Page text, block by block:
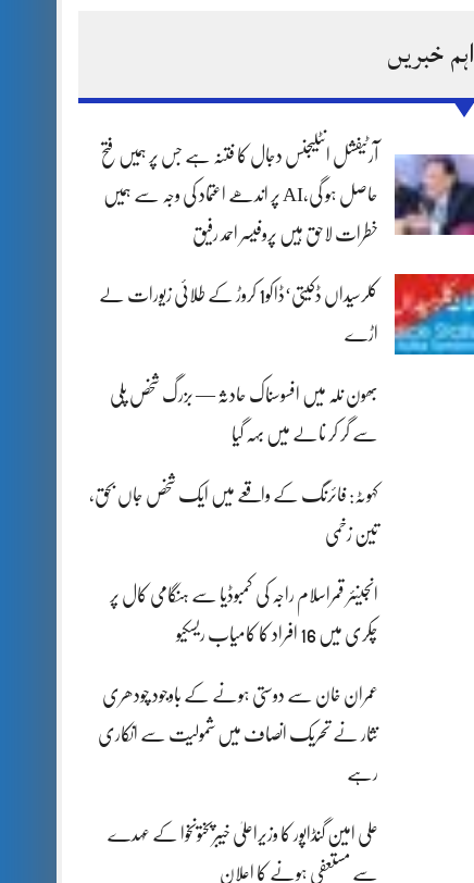
اہم خبریں
آرٹیفشل انٹلیجنس دجال کا فتنہ ہے جس پر ہمیں فتح
حاصل ہو گی،AI پر اندھے اعتماد کی وجہ سے ہمیں
خطرات لاحق ہیں پروفیسر احمد رفیق
کلرسیداں ڈکیتی‘ڈاکو1 کروڑ کے طلائی زیورات لے
اڑے
بھون نلہ میں افسوسناک حادثہ — بزرگ شخص پلی
سے گر کر نالے میں بہہ گیا
کہوٹہ: فائرنگ کے واقعے میں ایک شخص جاں بحق،
تین زخمی
انجینئر قمراسلام راجہ کی کمبوڈیا سے ہنگامی کال پر
چکری میں 16 افراد کا کامیاب ریسکیو
عمران خان سے دوستی ہونے کے باوجود چودھری
نثار نے تحریک انصاف میں شمولیت سے انکاری
رہے
علی امین گنڈاپور کا وزیراعلیٰ خیبرپختونخوا کے عہدے
سے مستعفی ہونے کا اعلان